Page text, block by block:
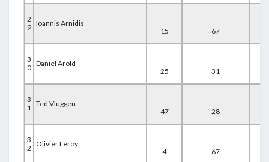
2
9 Ioannis Arnidis
15
67
3
0 Daniel Arold
25
31
3
1 Ted Vluggen
47
28
3
2
Olivier Leroy
4
67